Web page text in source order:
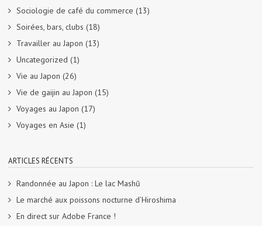
Sociologie de café du commerce (13)
Soirées, bars, clubs (18)
Travailler au Japon (13)
Uncategorized (1)
Vie au Japon (26)
Vie de gaijin au Japon (15)
Voyages au Japon (17)
Voyages en Asie (1)
ARTICLES RÉCENTS
Randonnée au Japon : Le lac Mashū
Le marché aux poissons nocturne d’Hiroshima
En direct sur Adobe France !